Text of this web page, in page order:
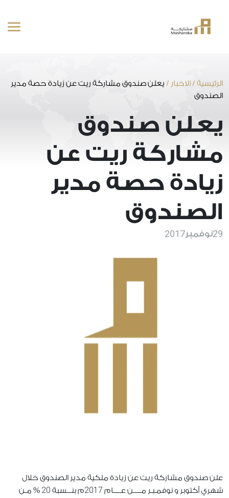
المحتوى
الرئيسية /الاخبار / يعلن صندوق مشاركة ريت عن زيادة حصة مدير
الصندوق
يعلن صندوق
مشاركة ريت عن
زيادة حصة مدير
الصندوق
29نوفمبر2017
علن صندوق مشاركة ريت عن زيادة ملكية مدير الصندوق خلال
شهري أكتوبر و نوفمـبـر مـــــن عـــــام 2017م بنـــسبة 20 % مـن